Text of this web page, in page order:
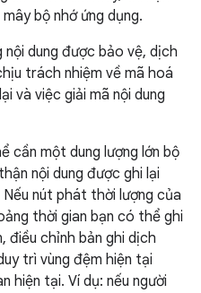
bộ nhớ ứng dụng.
nội dung được bảo vệ, dịch
trách nhiệm về mã hoá
và việc giải mã nội dung
cần một dung lượng lớn bộ
nội dung được ghi lại
nút phát thời lượng của
thời gian bạn có thể ghi
điều chỉnh bản ghi dịch
trì vùng đệm hiện tại
hiện tại. Ví dụ: nếu người